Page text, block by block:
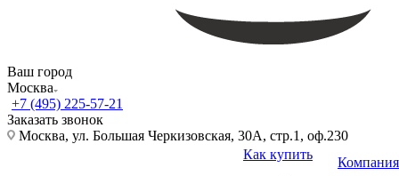
Ваш город
Москва
+7 (495) 225-57-21
Заказать звонок
Москва, ул. Большая Черкизовская, 30А, стр.1, оф.230
Как купить
Компания